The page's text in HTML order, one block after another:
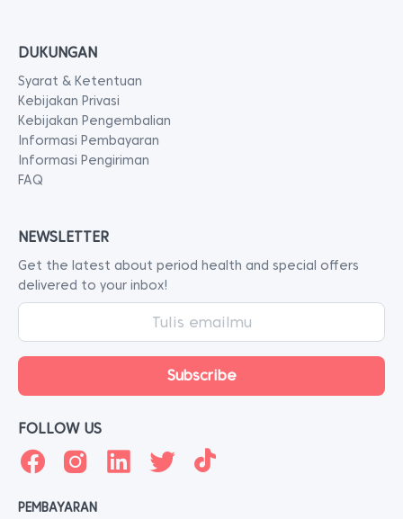
DUKUNGAN
Syarat & Ketentuan
Kebijakan Privasi
Kebijakan Pengembalian
Informasi Pembayaran
Informasi Pengiriman
FAQ
NEWSLETTER
Get the latest about period health and special offers
delivered to your inbox!
FOLLOW US
PEMBAYARAN